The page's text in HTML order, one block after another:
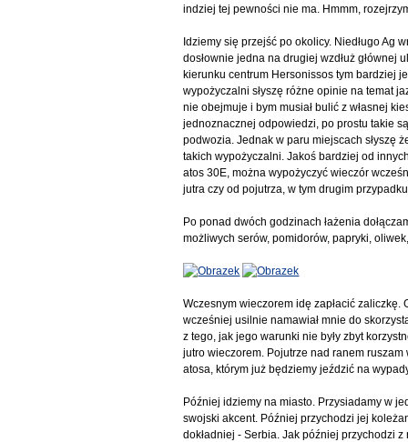
indziej tej pewności nie ma. Hmmm,
Idziemy się przejść po okolicy. Niedługo Ag
dosłownie jedna na drugiej wzdłuż
kierunku centrum Hersonissos tym bardziej
wypożyczalni słyszę różne opinie na temat
nie obejmuje i bym musiał bulić z własnej
jednoznacznej odpowiedzi, po prostu takie
podwozia. Jednak w paru miejscach słyszę
takich wypożyczalni. Jakoś bardziej od
atos 30E, można wypożyczyć wieczór
jutra czy od pojutrza, w tym drugim
Po ponad dwóch godzinach łażenia
możliwych serów, pomidorów, papryki,
Wczesnym wieczorem idę zapłacić
wcześniej usilnie namawiał mnie do
z tego, jak jego warunki nie były zbyt
jutro wieczorem. Pojutrze nad ranem
atosa, którym już będziemy jeździć na
Później idziemy na miasto. Przysiadamy w
swojski akcent. Później przychodzi jej
dokładniej - Serbia. Jak później przychodzi